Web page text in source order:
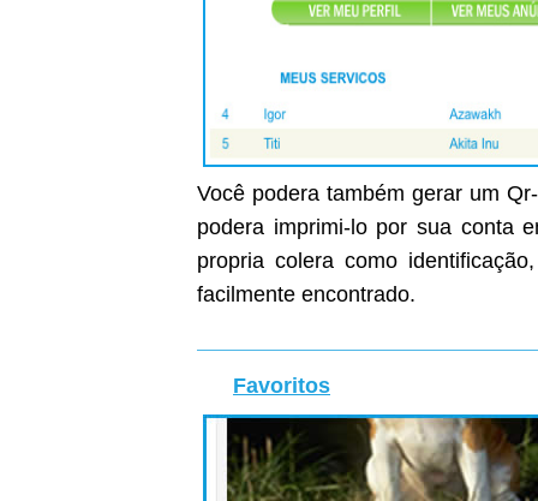
Você podera também gerar um
podera imprimi-lo por sua conta
propria colera como
facilmente encontrado.
Favoritos